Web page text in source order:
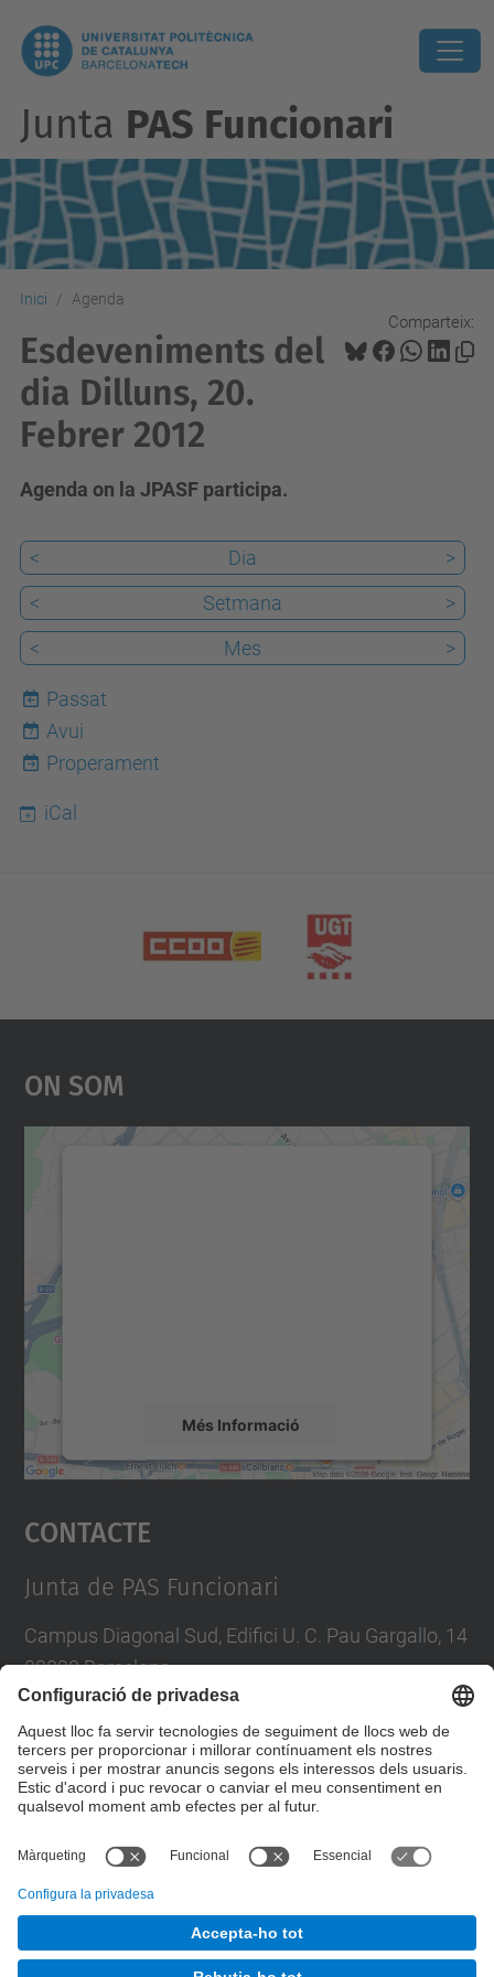
Junta PAS Funcionari
Inici Agenda
Comparteix:
Esdeveniments del
dia Dilluns, 20.
Febrer 2012
Agenda on la JPASF participa.
< Dia
>
<
Setmana
>
<
Mes >
Passat
7
Avui
Properament
iCal
On Som
Més Informació
Accepta
powered by
Contacte
Junta de PAS Funcionari
Campus Diagonal Sud, Edifici U. C. Pau Gargallo, 14
08028 Barcelona
E-mail :junta.pasf@upc.edu
Formulari de contacte
Junta PAS Funcionari